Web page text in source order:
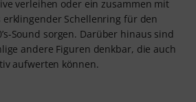
verleihen oder ein zusammen mit
erklingender Schellenring für den
Sound sorgen. Darüber hinaus sind
andere Figuren denkbar, die auch
aufwerten können.